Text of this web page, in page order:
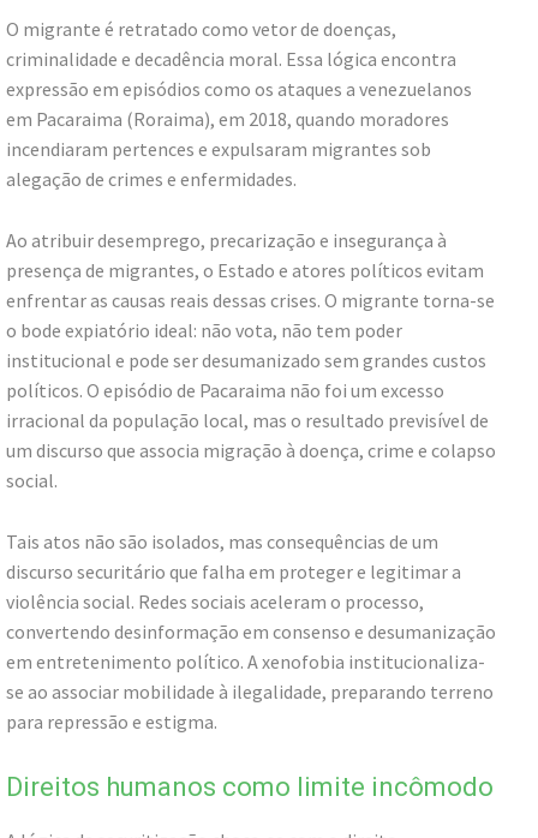
O migrante é retratado como vetor de doenças,
criminalidade e decadência moral. Essa lógica encontra
expressão em episódios como os ataques a venezuelanos
em Pacaraima (Roraima), em 2018, quando moradores
incendiaram pertences e expulsaram migrantes sob
alegação de crimes e enfermidades.
Ao atribuir desemprego, precarização e insegurança à
presença de migrantes, o Estado e atores políticos evitam
enfrentar as causas reais dessas crises. O migrante torna-se
o bode expiatório ideal: não vota, não tem poder
institucional e pode ser desumanizado sem grandes custos
políticos. O episódio de Pacaraima não foi um excesso
irracional da população local, mas o resultado previsível de
um discurso que associa migração à doença, crime e colapso
social.
Tais atos não são isolados, mas consequências de um
discurso securitário que falha em proteger e legitimar a
violência social. Redes sociais aceleram o processo,
convertendo desinformação em consenso e desumanização
em entretenimento político. A xenofobia institucionaliza-
se ao associar mobilidade à ilegalidade, preparando terreno
para repressão e estigma.
Direitos humanos como limite incômodo